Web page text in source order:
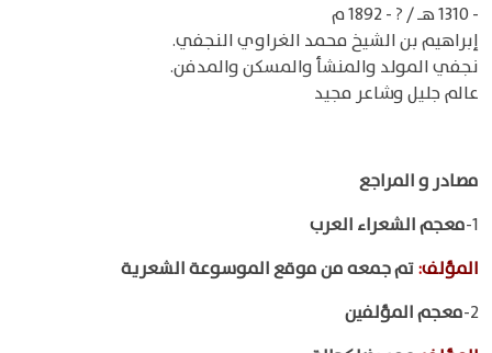
- 1310 هـ / ? - 1892 م
إبراهيم بن الشيخ محمد الغراوي النجفي.
نجفي المولد والمنشأ والمسكن والمدفن.
عالم جليل وشاعر مجيد
مصادر و المراجع
1- معجم الشعراء العرب
المؤلف:تم جمعه من موقع الموسوعة الشعرية
2- معجم المؤلفين